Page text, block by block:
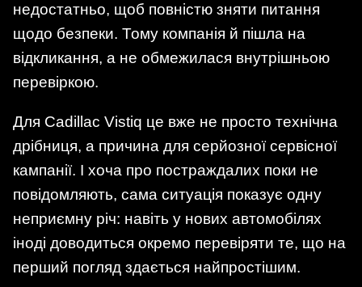
недостатньо, щоб повністю зняти питання
щодо безпеки. Тому компанія й пішла на
відкликання, а не обмежилася внутрішньою
перевіркою.
Для Cadillac Vistiq це вже не просто технічна
дрібниця, а причина для серйозної сервісної
кампанії. І хоча про постраждалих поки не
повідомляють, сама ситуація показує одну
неприємну річ: навіть у нових автомобілях
іноді доводиться окремо перевіряти те, що на
перший погляд здається найпростішим.